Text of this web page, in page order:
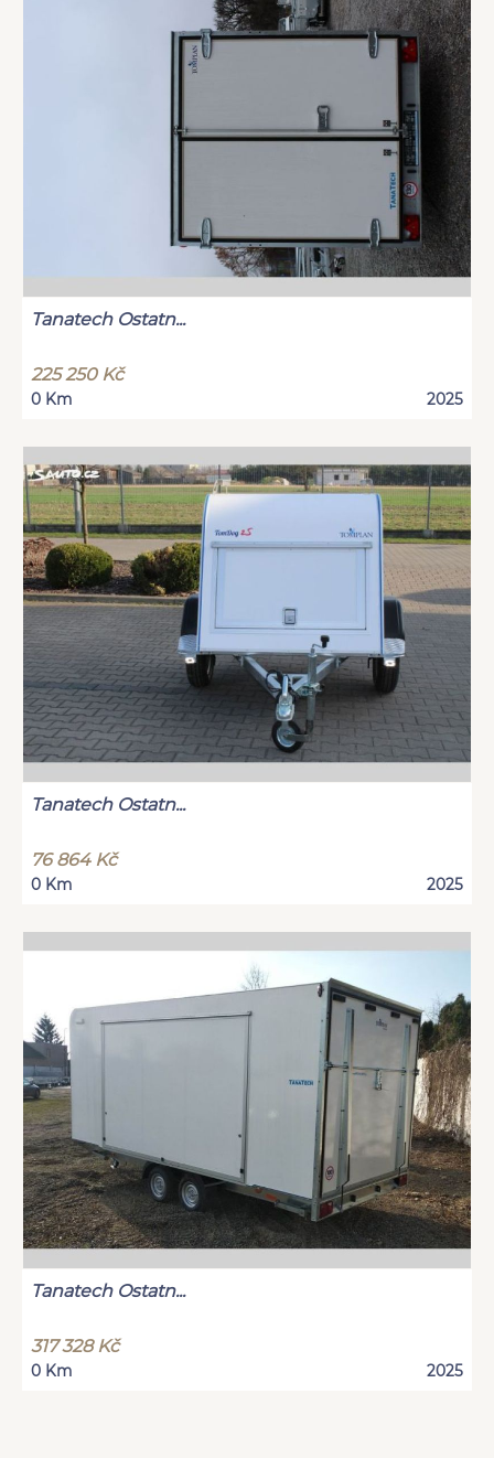
Tanatech Ostatn...
225 250 Kč
0 Km 2025
Tanatech Ostatn...
76 864 Kč
0 Km 2025
Tanatech Ostatn...
317 328 Kč
0 Km 2025